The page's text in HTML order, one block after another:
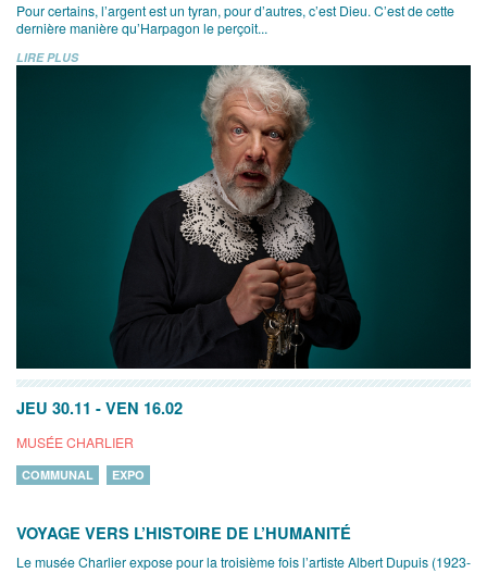
Pour certains, l’argent est un tyran, pour d’autres, c’est Dieu. C’est de cette
dernière manière qu’Harpagon le perçoit...
LIRE PLUS
JEU 30.11 - VEN 16.02
MUSÉE CHARLIER
COMMUNAL EXPO
VOYAGE VERS L’HISTOIRE DE L’HUMANITÉ
Le musée Charlier expose pour la troisième fois l’artiste Albert Dupuis (1923-